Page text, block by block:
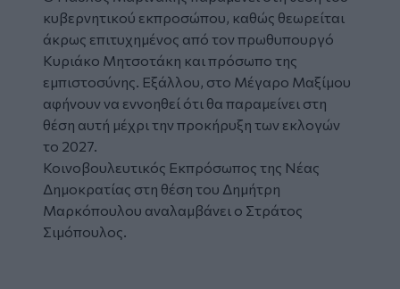
κυβερνητικού εκπροσώπου, καθώς θεωρείται
άκρως επιτυχημένος από τον πρωθυπουργό
Κυριάκο Μητσοτάκη και πρόσωπο της
εμπιστοσύνης. Εξάλλου, στο Μέγαρο Μαξίμου
αφήνουν να εννοηθεί ότι θα παραμείνει στη
θέση αυτή μέχρι την προκήρυξη των εκλογών
το 2027.
Κοινοβουλευτικός Εκπρόσωπος της Νέας
Δημοκρατίας στη θέση του Δημήτρη
Μαρκόπουλου αναλαμβάνει ο Στράτος
Σιμόπουλος.